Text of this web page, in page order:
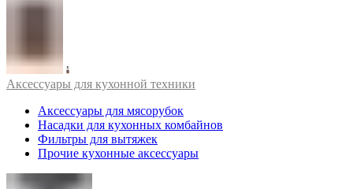
Аксессуары для кухонной техники
Аксессуары для мясорубок
Насадки для кухонных комбайнов
Фильтры для вытяжек
Прочие кухонные аксессуары